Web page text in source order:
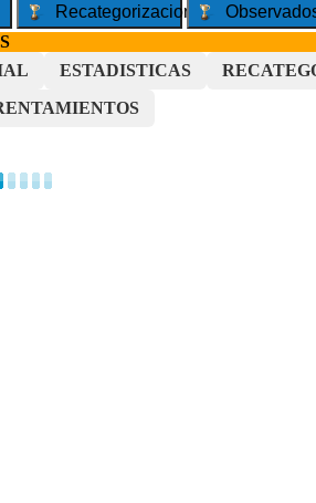
Recategorizaciones
ESTADISTICAS